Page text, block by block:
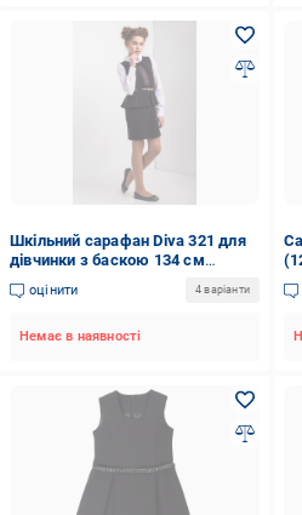
Шкільний сарафан Diva 321 для
дівчинки з баскою 134 см
Чорний
оцінити 4 варіанти
Немає в наявності